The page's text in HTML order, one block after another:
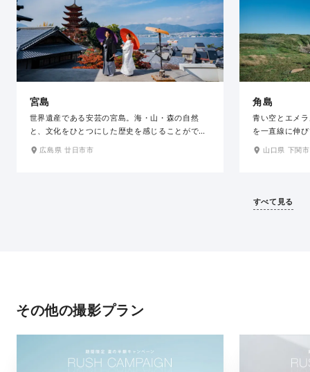
宮島
世界遺産である安芸の宮島。海・山・森の自然
と、文化をひとつにした歴史を感じることができ
るロケーションで、おふたりだけのとっておきの
広島県 廿日市市
角島
青い空とエメ
を一直線に伸
ケ地にもなっ
明治時代から
す。空の色の
山口県 下関市
すべて見る
その他の撮影プラン